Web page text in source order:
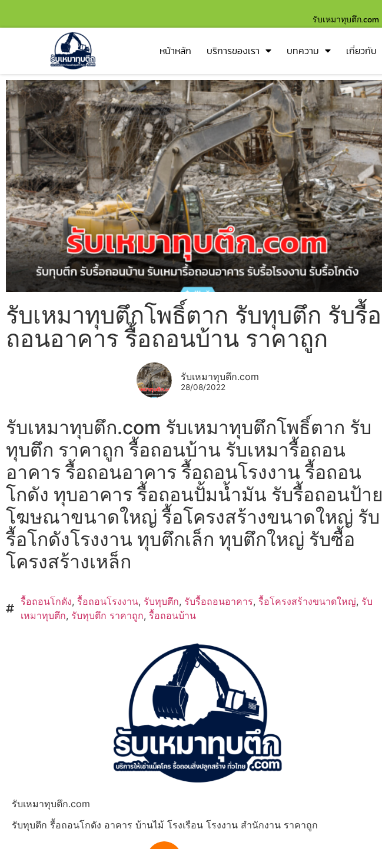
รับเหมาทุบตึก.com
หน้าหลัก บริการของเรา บทความ เกี่ยวกับ
รับเหมาทุบตึกโพธิ์ตาก รับทุบตึก รับรื้อ
ถอนอาคาร รื้อถอนบ้าน ราคาถูก
รับเหมาทุบตึก.com
28/08/2022
รับเหมาทุบตึก.com รับเหมาทุบตึกโพธิ์ตาก รับ
ทุบตึก ราคาถูก รื้อถอนบ้าน รับเหมารื้อถอน
อาคาร รื้อถอนอาคาร รื้อถอนโรงงาน รื้อถอน
โกดัง ทุบอาคาร รื้อถอนปั้มน้ำมัน รับรื้อถอนป้าย
โฆษณาขนาดใหญ่ รื้อโครงสร้างขนาดใหญ่ รับ
รื้อโกดังโรงงาน ทุบตึกเล็ก ทุบตึกใหญ่ รับซื้อ
โครงสร้างเหล็ก
รื้อถอนโกดัง, รื้อถอนโรงงาน, รับทุบตึก, รับรื้อถอนอาคาร, รื้อโครงสร้างขนาดใหญ่, รับ
เหมาทุบตึก, รับทุบตึก ราคาถูก, รื้อถอนบ้าน
รับเหมาทุบตึก.com
รับทุบตึก รื้อถอนโกดัง อาคาร บ้านไม้ โรงเรือน โรงงาน สำนักงาน ราคาถูก